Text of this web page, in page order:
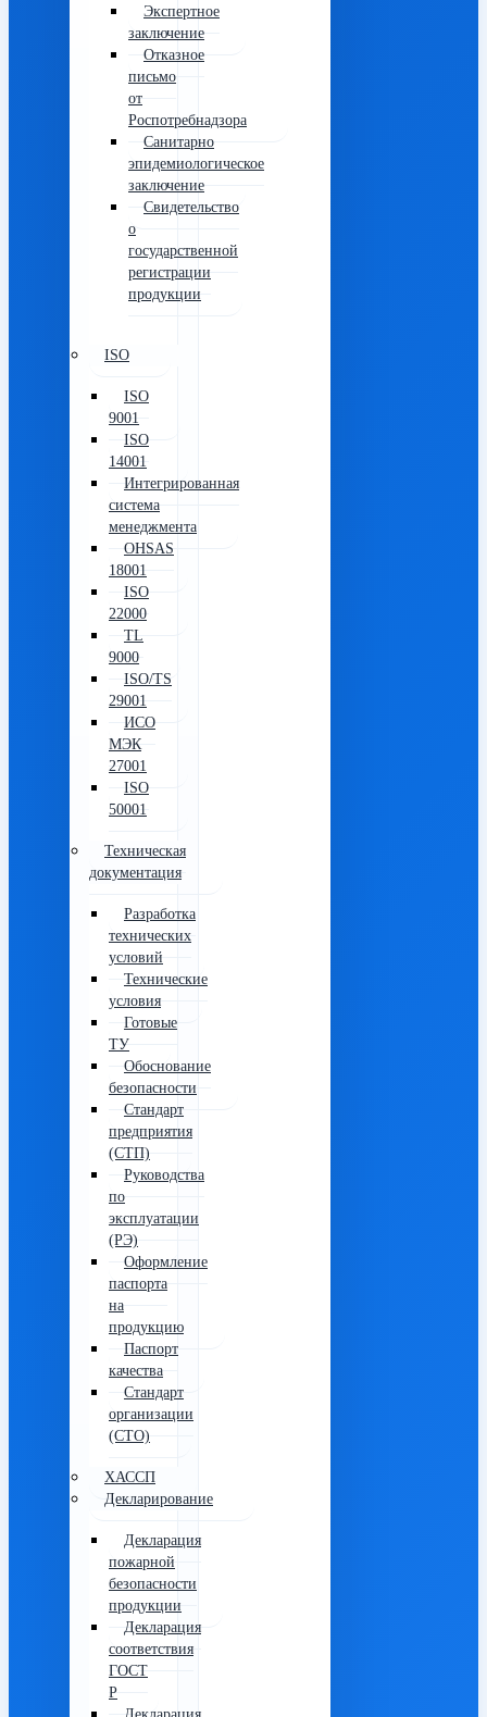
Экспертное
заключение
Отказное
письмо
от
Роспотребнадзора
Санитарно
эпидемиологическое
заключение
Свидетельство
о
государственной
регистрации
продукции
ISO
ISO
9001
ISO
14001
Интегрированная
система
менеджмента
OHSAS
18001
ISO
22000
TL
9000
ISO/TS
29001
ИСО
МЭК
27001
ISO
50001
Техническая
документация
Разработка
технических
условий
Технические
условия
Готовые
ТУ
Обоснование
безопасности
Стандарт
предприятия
(СТП)
Руководства
по
эксплуатации
(РЭ)
Оформление
паспорта
на
продукцию
Паспорт
качества
Стандарт
организации
(СТО)
ХАССП
Декларирование
Декларация
пожарной
безопасности
продукции
Декларация
соответствия
ГОСТ
Р